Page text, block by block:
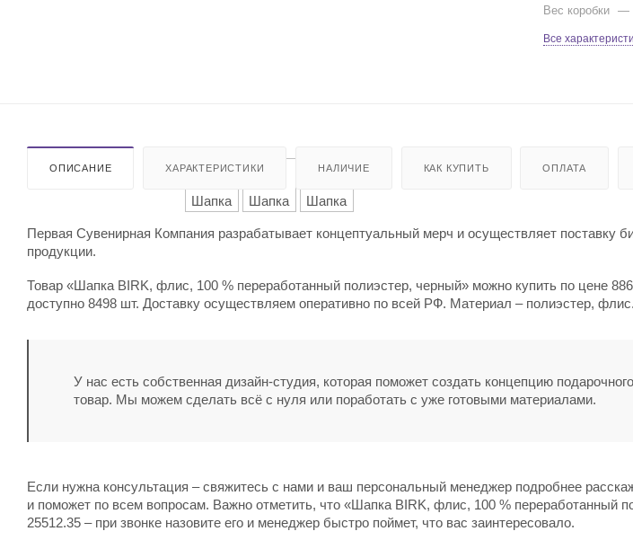
Вес коробки
—
Все
ОПИСАНИЕ ХАРАКТЕРИСТИКИ НАЛИЧИЕ КАК КУПИТЬ ОПЛАТА
Первая Сувенирная Компания разрабатывает концептуальный мерч и осуществляет поставку
продукции.
Товар «Шапка BIRK, флис, 100 % переработанный полиэстер, черный» можно купить по цене
доступно 8498 шт. Доставку осуществляем оперативно по всей РФ. Материал – полиэстер,
У нас есть собственная дизайн-студия, которая поможет создать концепцию
товар. Мы можем сделать всё с нуля или поработать с уже готовыми материалами.
Если нужна консультация – свяжитесь с нами и ваш персональный менеджер подробнее
и поможет по всем вопросам. Важно отметить, что «Шапка BIRK, флис, 100 % переработанный
25512.35 – при звонке назовите его и менеджер быстро поймет, что вас заинтересовало.